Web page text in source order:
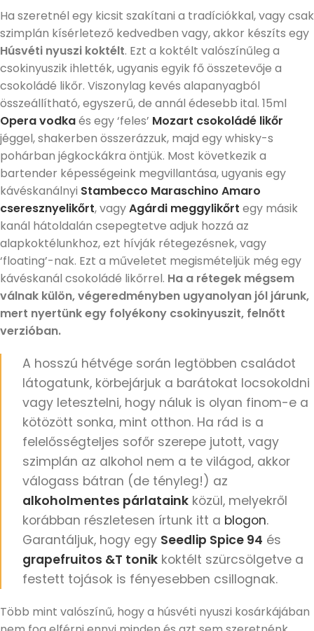
Ha szeretnél egy kicsit szakítani a tradíciókkal, vagy csak
szimplán kísérletező kedvedben vagy, akkor készíts egy
Húsvéti nyuszi koktélt. Ezt a koktélt valószínűleg a
csokinyuszik ihlették, ugyanis egyik fő összetevője a
csokoládé likőr. Viszonylag kevés alapanyagból
összeállítható, egyszerű, de annál édesebb ital. 15ml
Opera vodkaés egy ‘feles’ Mozart csokoládé likőr
jéggel, shakerben összerázzuk, majd egy whisky-s
pohárban jégkockákra öntjük. Most következik a
bartender képességeink megvillantása, ugyanis egy
kávéskanálnyi Stambecco Maraschino Amaro
cseresznyelikőrt, vagyAgárdi meggylikőrt egy másik
kanál hátoldalán csepegtetve adjuk hozzá az
alapkoktélunkhoz, ezt hívják rétegezésnek, vagy
‘floating’-nak. Ezt a műveletet megismételjük még egy
kávéskanál csokoládé likőrrel. Ha a rétegek mégsem
válnak külön, végeredményben ugyanolyan jól járunk,
mert nyertünk egy folyékony csokinyuszit, felnőtt
verzióban.
A hosszú hétvége során legtöbben családot
látogatunk, körbejárjuk a barátokat locsokoldni
vagy letesztelni, hogy náluk is olyan finom-e a
kötözött sonka, mint otthon. Ha rád is a
felelősségteljes sofőr szerepe jutott, vagy
szimplán az alkohol nem a te világod, akkor
válogass bátran (de tényleg!) az
alkoholmentes párlataink közül, melyekről
korábban részletesen írtunk itt a blogon.
Garantáljuk, hogy egy Seedlip Spice 94 és
grapefruitos &T tonik koktélt szürcsölgetve a
festett tojások is fényesebben csillognak.
Több mint valószínű, hogy a húsvéti nyuszi kosárkájában